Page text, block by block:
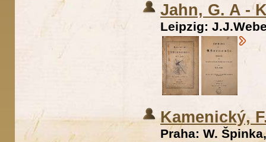
Jahn, G. A -
Leipzig:
Kamenický,
Praha: W.